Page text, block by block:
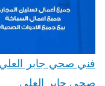
صحي جابر العلي